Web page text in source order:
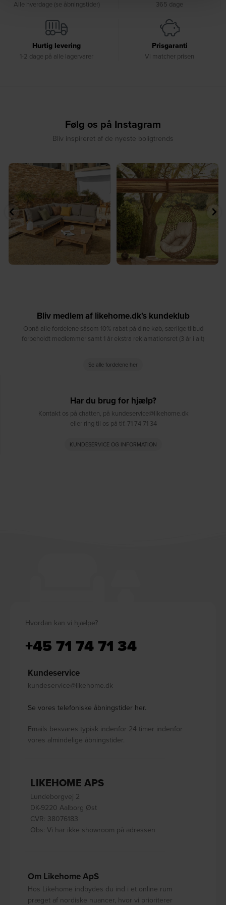
Alle hverdage (se åbningstider) 365 dage
Hurtig levering
1-2 dage på alle lagervarer
Prisgaranti
Vi matcher prisen
Følg os på Instagram
Bliv inspireret af de nyeste boligtrends
☀️ Sommerens naturlige
samlingspunkt⁠
8 0
☀️ Find dit yndlingssted denne
sommer⁠
8 0
Bliv medlem af likehome.dk's kundeklub
Opnå alle fordelene såsom 10% rabat på dine køb, særlige tilbud
forbeholdt medlemmer samt 1 år ekstra reklamationsret (3 år i alt)
Se alle fordelene her
Har du brug for hjælp?
Kontakt os på chatten, på kundeservice@likehome.dk
eller ring til os på tlf. 71 74 71 34
KUNDESERVICE OG INFORMATION
Hvordan kan vi hjælpe?
+45 71 74 71 34
Kundeservice
kundeservice@likehome.dk
Se vores telefoniske åbningstider her.
Emails besvares typisk indenfor 24 timer indenfor
vores almindelige åbningstider.
LIKEHOME APS
Lundeborgvej 2
DK-9220 Aalborg Øst
CVR: 38076183
Obs: Vi har ikke showroom på adressen
Om Likehome ApS
Hos Likehome indbydes du ind i et online rum
præget af nordiske nuancer, hvor vi prioriterer